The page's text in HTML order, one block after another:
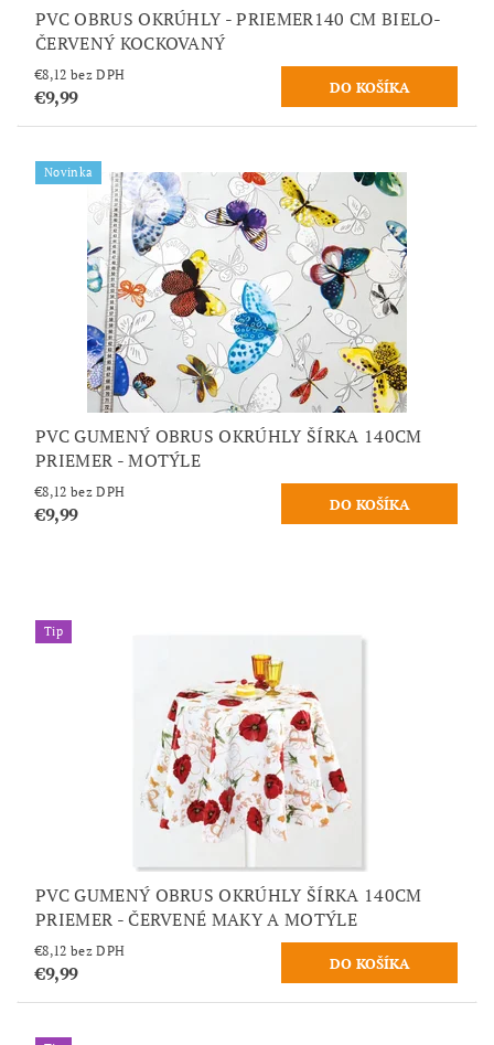
PVC OBRUS OKRÚHLY - PRIEMER140 CM BIELO-
ČERVENÝ KOCKOVANÝ
€8,12 bez DPH
€9,99
Novinka
PVC GUMENÝ OBRUS OKRÚHLY ŠÍRKA 140CM
PRIEMER - MOTÝLE
€8,12 bez DPH
€9,99
Tip
PVC GUMENÝ OBRUS OKRÚHLY ŠÍRKA 140CM
PRIEMER - ČERVENÉ MAKY A MOTÝLE
€8,12 bez DPH
€9,99